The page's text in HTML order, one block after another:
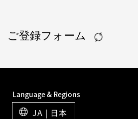
ご登録フォーム
Language & Regions
JA | 日本